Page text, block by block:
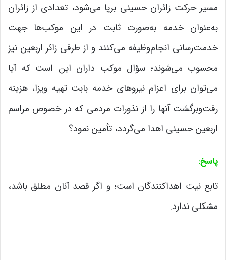
مسیر حرکت زائران حسینی برپا می‌شود، تعدادی از زائران
به‌عنوان خدمه به‌صورت ثابت در این موکب‌ها جهت
خدمت‌رسانی انجام‌وظیفه می‌کنند و از طرفی زائر اربعین نیز
محسوب می‌شوند؛ سؤال موکب داران این است که آیا
می‌توان برای اعزام نیروهای خدمه بابت تهیه ویزا، هزینه
رفت‌وبرگشت آنها را از نذورات مردمی که در خصوص مراسم
اربعین حسینی اهدا می‌گردد، تأمین نمود؟
پاسخ:
تابع نیت اهداکنندگان است؛ و اگر قصد آنان مطلق باشد،
مشکلی ندارد.